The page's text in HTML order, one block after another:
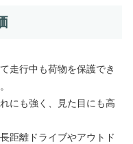
走行中も荷物を保護でき
にも強く、見た目にも高
距離ドライブやアウトド